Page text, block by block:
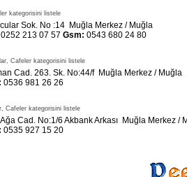
kategorisini listele
Sok. No :14 Muğla Merkez / Muğla
0252 213 07 57 Gsm: 0543 680 24 80
Cafeler kategorisini listele
Cad. 263. Sk. No:44/f Muğla Merkez / Muğla
0536 981 26 26
Cafeler kategorisini listele
Cad. No:1/6 Akbank Arkası Muğla Merkez /
0535 927 15 20